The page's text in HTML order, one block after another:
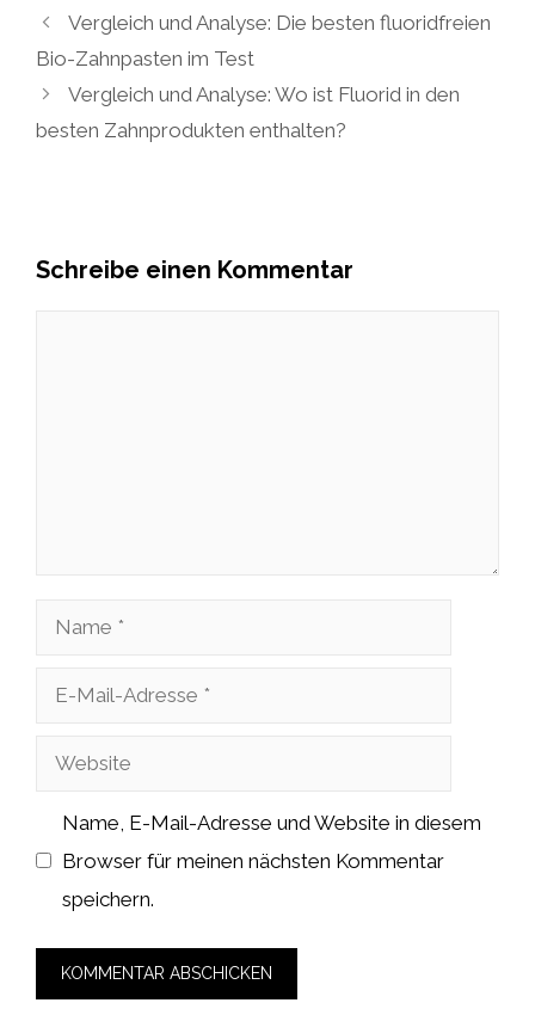
Vergleich und Analyse: Die besten fluoridfreien
Bio-Zahnpasten im Test
Vergleich und Analyse: Wo ist Fluorid in den
besten Zahnprodukten enthalten?
Schreibe einen Kommentar
Name
Adresse
Website
Name, E-Mail-Adresse und Website in diesem
Browser für meinen nächsten Kommentar
speichern.